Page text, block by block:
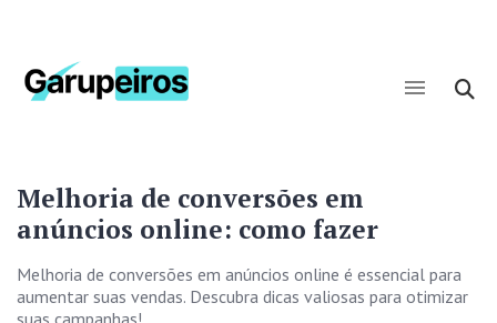
Melhoria de conversões em
anúncios online: como fazer
Melhoria de conversões em anúncios online é essencial para
aumentar suas vendas. Descubra dicas valiosas para otimizar
suas campanhas!